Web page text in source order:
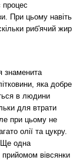
При цьому навіть
риб'ячий жир
знаменита
яка добре
в людини
для втрати
при цьому не
олії та цукру.
Ще одна
вівсянки